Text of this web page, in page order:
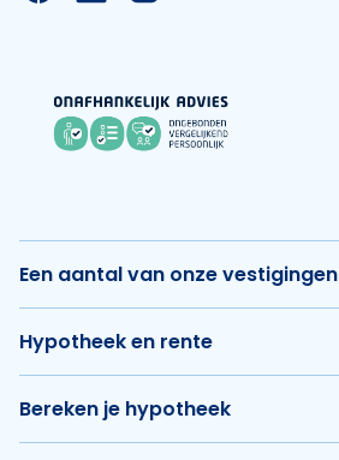
Een aantal van onze vestigingen
Hypotheek en rente
Bereken je hypotheek